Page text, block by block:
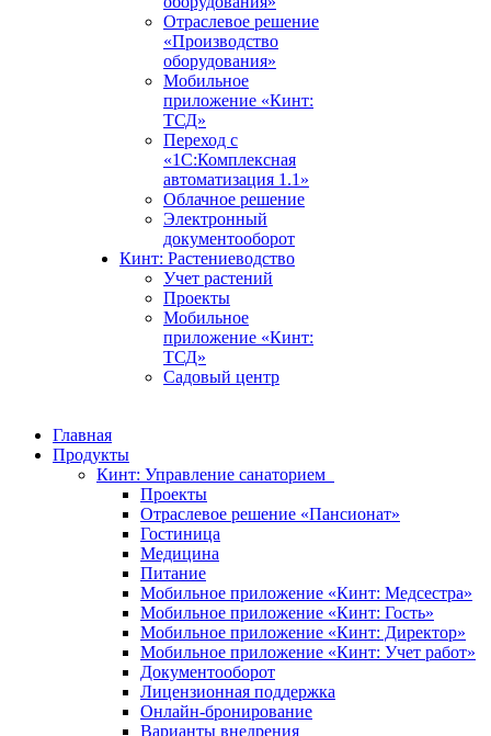
Отраслевое решение
«Производство
оборудования»
Мобильное
приложение «Кинт:
ТСД»
Переход с
«1С:Комплексная
автоматизация 1.1»
Облачное решение
Электронный
документооборот
Кинт: Растениеводство
Учет растений
Проекты
Мобильное
приложение «Кинт:
ТСД»
Садовый центр
Главная
Продукты
Кинт: Управление санаторием
Проекты
Отраслевое решение «Пансионат»
Гостиница
Медицина
Питание
Мобильное приложение «Кинт: Медсестра»
Мобильное приложение «Кинт: Гость»
Мобильное приложение «Кинт: Директор»
Мобильное приложение «Кинт: Учет работ»
Документооборот
Лицензионная поддержка
Онлайн-бронирование
Варианты внедрения